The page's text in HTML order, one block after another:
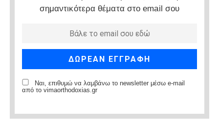
σημαντικότερα θέματα στο email σου
Ναι, επιθυμώ να λαμβάνω το newsletter μέσω e-mail
από το vimaorthodoxias.gr